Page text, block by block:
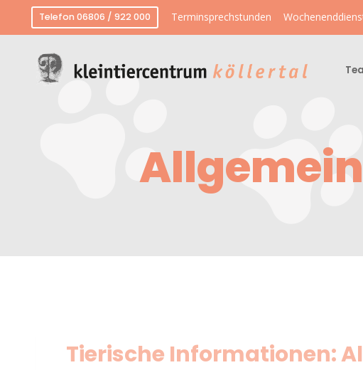
Telefon 06806 / 922 000 Terminsprechstunden
Tierische Informationen: